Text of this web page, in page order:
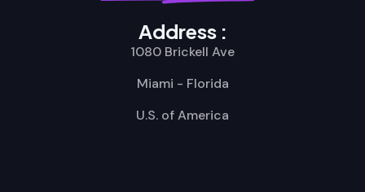
Address :
1080 Brickell Ave
Miami - Florida
U.S. of America